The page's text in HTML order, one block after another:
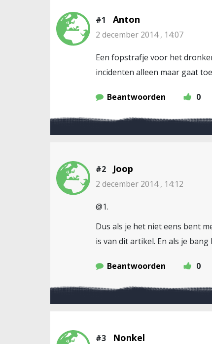
#1 Anton
2 december 2014 , 14:07
Een fopstrafje voor het
incidenten alleen maar gaat
Beantwoorden 0
#2 Joop
2 december 2014 , 14:12
@1.
Dus als je het niet eens bent
is van dit artikel. En als je
Beantwoorden 0
#3 Nonkel